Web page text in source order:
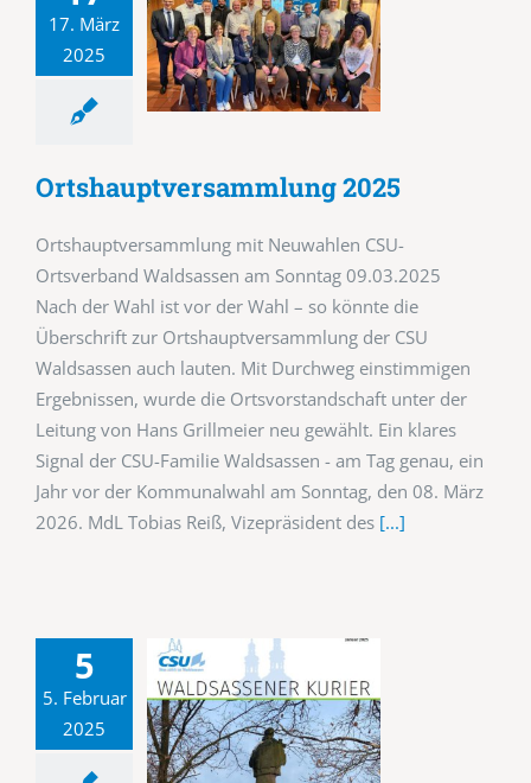
17. März
2025
Ortshauptversammlung 2025
Ortshauptversammlung mit Neuwahlen CSU-
Ortsverband Waldsassen am Sonntag 09.03.2025
Nach der Wahl ist vor der Wahl – so könnte die
Überschrift zur Ortshauptversammlung der CSU
Waldsassen auch lauten. Mit Durchweg einstimmigen
Ergebnissen, wurde die Ortsvorstandschaft unter der
Leitung von Hans Grillmeier neu gewählt. Ein klares
Signal der CSU-Familie Waldsassen - am Tag genau, ein
Jahr vor der Kommunalwahl am Sonntag, den 08. März
2026. MdL Tobias Reiß, Vizepräsident des [...]
5
5. Februar
2025